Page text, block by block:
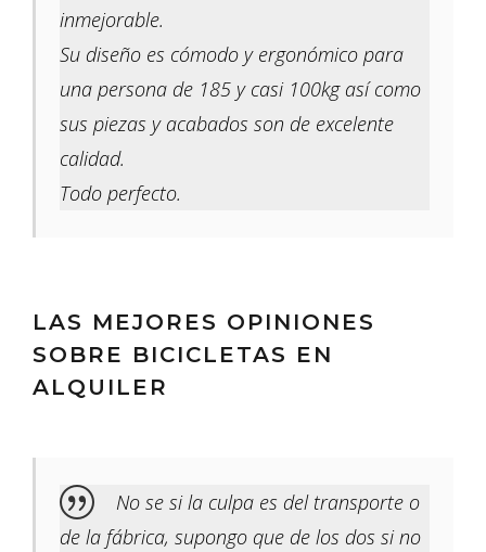
inmejorable.
Su diseño es cómodo y ergonómico para
una persona de 185 y casi 100kg así como
sus piezas y acabados son de excelente
calidad.
Todo perfecto.
LAS MEJORES OPINIONES
SOBRE BICICLETAS EN
ALQUILER
No se si la culpa es del transporte o
de la fábrica, supongo que de los dos si no